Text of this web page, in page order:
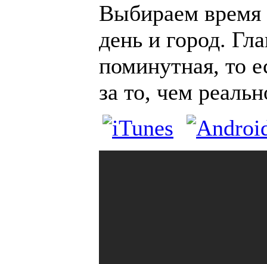
Выбираем время
день и город.
поминутная, то
за то, чем